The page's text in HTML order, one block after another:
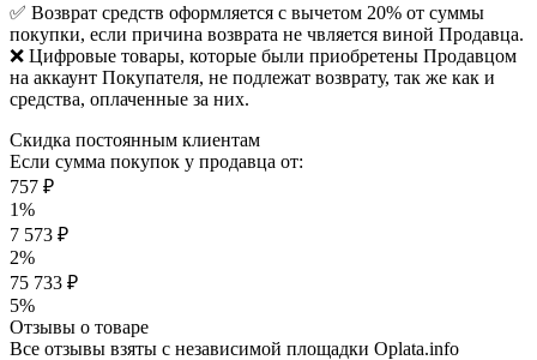
✅ Возврат средств оформляется с вычетом 20% от суммы
покупки, если причина возврата не чвляется виной Продавца.
❌ Цифровые товары, которые были приобретены Продавцом
на аккаунт Покупателя, не подлежат возврату, так же как и
средства, оплаченные за них.
Скидка постоянным клиентам
Если сумма покупок у продавца от:
757 ₽
1%
7 573 ₽
2%
75 733 ₽
5%
Отзывы о товаре
Все отзывы взяты с независимой площадки Oplata.info